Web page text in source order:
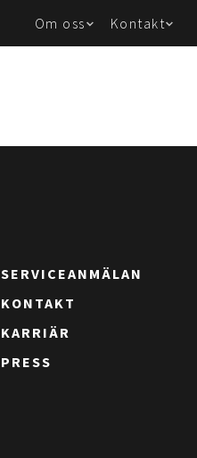
Om oss Kontakt
SERVICEANMÄLAN
KONTAKT
KARRIÄR
PRESS